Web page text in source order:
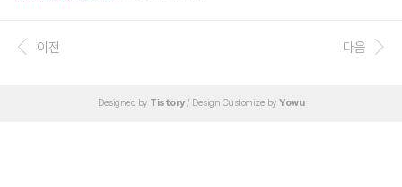
가 중저가형으로 알아본게 한성 기계식 키보드 GO184 흑축 제품입니다. (여기에
키보드 제원에 관한 내용은 없으니 관련 내용은 링크타고 제품 페이지로 가시는 걸
이전 다음
Designed by Tistory/ Design Customize by Yowu